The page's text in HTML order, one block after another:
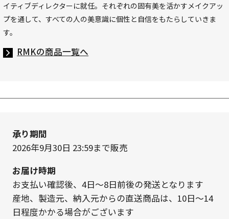
イティブディレクターに就任。それぞれの固有美を活かすメイクアッ
プを通して、すべての人の美意識に個性と自信をもたらしていきま
す。
RMKの商品一覧へ
承り期間
2026年9月30日 23:59まで販売
お届け時期
お支払い確認後、4日～8日前後の発送となります
産地、製造元、納入元からの直送商品は、10日～14
日程度かかる場合がございます